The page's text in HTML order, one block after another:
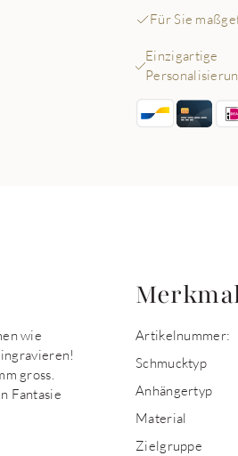
Für Sie
Einzigartige
wie
gross.
Fantasie
Artikelnummer:
Schmucktyp
Anhängertyp
Material
Zielgruppe